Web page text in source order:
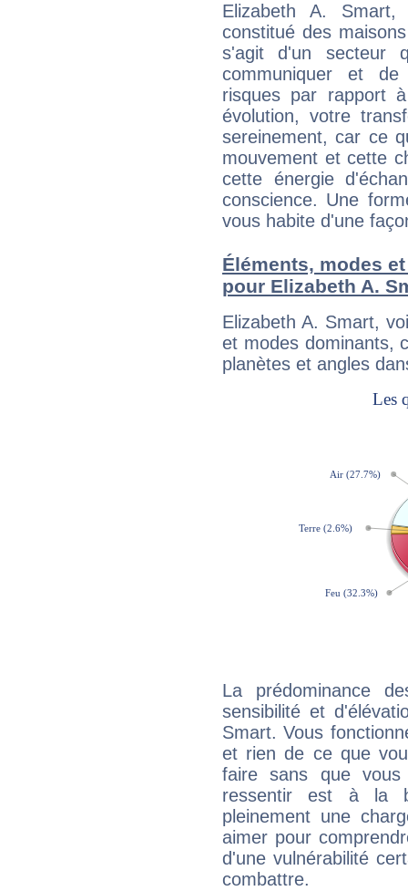
Elizabeth A.
constitué des
s'agit d'un secteur
communiquer et
risques par rapport
évolution, votre
sereinement, car ce
mouvement et cette
cette énergie
conscience. Une
vous habite d'une
Éléments, modes
pour Elizabeth A.
Elizabeth A. Smart,
et modes dominants,
planètes et angles
La prédominance
sensibilité et
Smart. Vous
et rien de ce que
faire sans que
ressentir est à la
pleinement une
aimer pour
d'une vulnérabilité
combattre.